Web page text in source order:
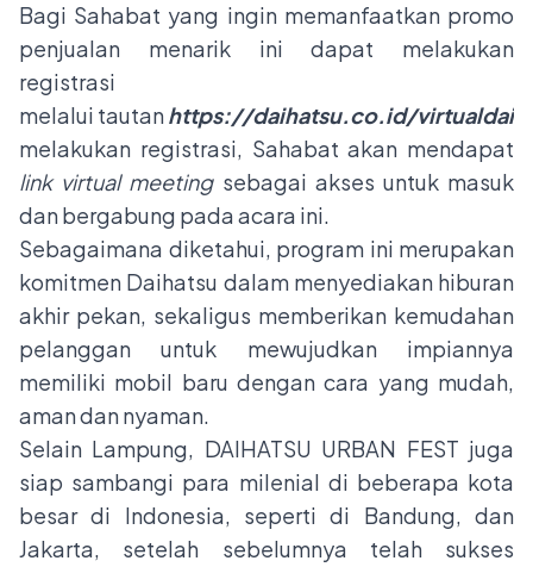
Bagi Sahabat yang ingin memanfaatkan promo
penjualan menarik ini dapat melakukan
registrasi
melalui tautanhttps://daihatsu.co.id/
melakukan registrasi, Sahabat akan mendapat
link virtual meetingsebagai akses untuk masuk
dan bergabung pada acara ini.
Sebagaimana diketahui, program ini merupakan
komitmen Daihatsu dalam menyediakan hiburan
akhir pekan, sekaligus memberikan kemudahan
pelanggan untuk mewujudkan impiannya
memiliki mobil baru dengan cara yang mudah,
aman dan nyaman.
Selain Lampung, DAIHATSU URBAN FEST juga
siap sambangi para milenial di beberapa kota
besar di Indonesia, seperti di Bandung, dan
Jakarta, setelah sebelumnya telah sukses